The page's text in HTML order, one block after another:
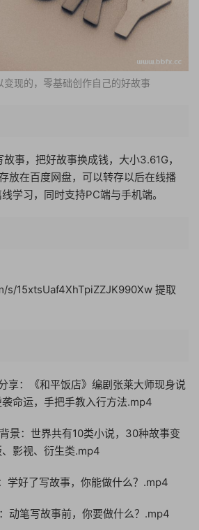
变现的，零基础创作自己的好故事
事，把好故事换成钱，大小3.61G，
放在百度网盘，可以转存以后在线播
学习，同时支持PC端与手机端。
s/15xtsUaf4XhTpiZZJK990Xw 提取
享：《和平饭店》编剧张莱大师现身说
命运，手把手教入行方法.mp4
景：世界共有10类小说，30种故事变
影视、衍生类.mp4
学好了写故事，你能做什么？.mp4
动笔写故事前，你要做什么？.mp4